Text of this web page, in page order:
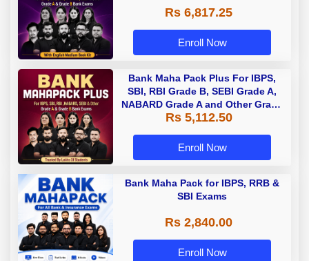
Rs 6,817.25
Enroll Now
Bank Maha Pack Plus For IBPS,
SBI, RBI Grade B, SEBI Grade A,
NABARD Grade A and Other Grade
A & Grade B Bank Exams
Rs 5,112.50
Enroll Now
Bank Maha Pack for IBPS, RRB &
SBI Exams
Rs 2,840.00
Enroll Now